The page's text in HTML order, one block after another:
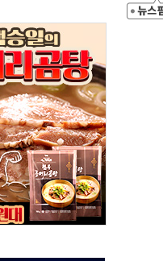
영길 6.92%
영길 5.83%
영길 7.76%